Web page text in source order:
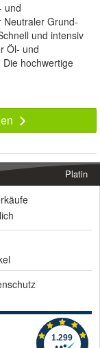
und
Neutraler Grund-
und intensiv
Öl- und
hochwertige
Platin